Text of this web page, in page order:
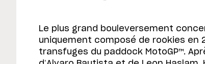
Le plus grand bouleversement
uniquement composé de rookies en
transfuges du paddock MotoGP™.